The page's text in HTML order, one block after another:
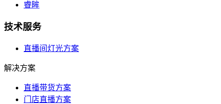
睿眸
技术服务
直播间灯光方案
解决方案
直播带货方案
门店直播方案